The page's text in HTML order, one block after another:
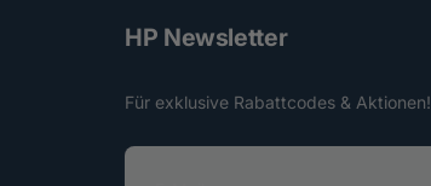
HP Newsletter
Für exklusive Rabattcodes & Aktionen!